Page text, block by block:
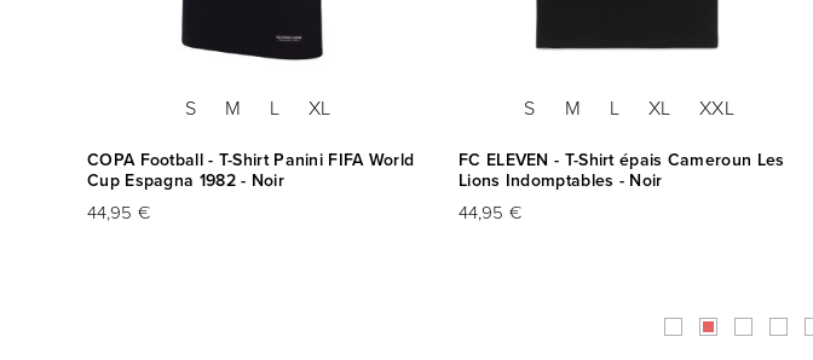
S M L XL
COPA Football - T-Shirt Panini FIFA World
Cup Espagna 1982 - Noir
44,95 €
S M L XL XXL
FC ELEVEN - T-Shirt épais Cameroun Les
Lions Indomptables - Noir
44,95 €